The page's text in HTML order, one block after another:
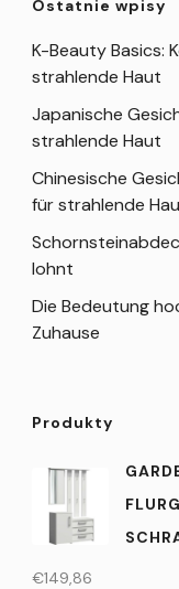
Ostatnie wpisy
K-Beauty Basics:
strahlende Haut
Japanische
strahlende Haut
Chinesische
für strahlende
lohnt
Die Bedeutung
Zuhause
Produkty
€149,86